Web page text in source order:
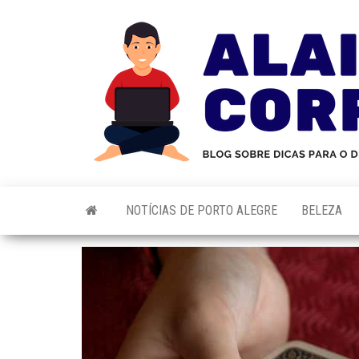
NOTÍCIAS DE PORTO ALEGRE BELEZA